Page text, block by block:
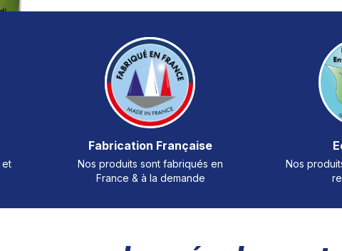
et
Fabrication Française
Nos produits sont fabriqués en
France & à la demande
Nos